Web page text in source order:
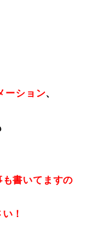
ーション、
書いてますの
！